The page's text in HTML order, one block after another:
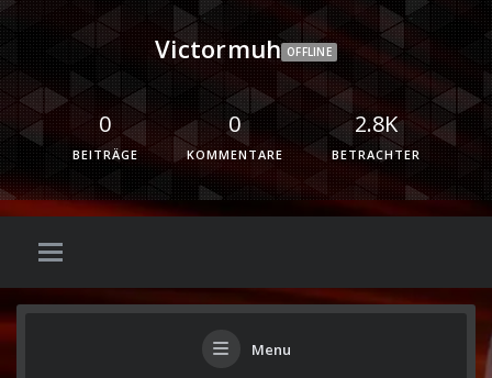
Victormuh OFFLINE
0
BEITRÄGE
0
KOMMENTARE
2.8K
BETRACHTER
Menu